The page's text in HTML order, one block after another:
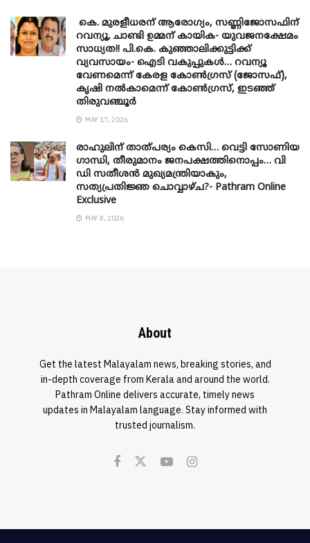
കെ. മുരളീധരന് ആരോഗ്യം, സണ്ണിജോസഫിന്
റവന്യൂ, ചാണ്ടി ഉമ്മന് കായിക- യുവജനക്ഷേമം
സാധ്യത!! പി.കെ. കുഞ്ഞാലിക്കുട്ടിക്ക്
വ്യവസായം- ഐടി വകുപ്പുകൾ… റവന്യൂ
വേണമെന്ന് കേരള കോൺഗ്രസ് (ജോസഫ്),
കൃഷി നൽകാമെന്ന് കോൺഗ്രസ്, ഇടഞ്ഞ്
തിരുവഞ്ചൂർ
MAY 17, 2026
രാഹുലിന് താത്പര്യം കെസി… വെട്ടി സോണിയ
​ഗാന്ധി, തീരുമാനം ജനപക്ഷത്തിനൊപ്പം… വി
ഡി സതീശൻ മുഖ്യമന്ത്രിയാകും,
സത്യപ്രതിജ്ഞ ചൊവ്വാഴ്ച?- Pathram Online
Exclusive
MAY 8, 2026
About
Get the latest Malayalam news, breaking stories, and
in-depth coverage from Kerala and around the world.
Pathram Online delivers accurate, timely news
updates in Malayalam language. Stay informed with
trusted journalism.